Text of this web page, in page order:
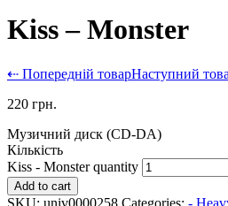
Kiss – Monster
⇠ Попередній товарНаступний
220 грн.
Музичний диск (CD-DA)
Кількість
Kiss - Monster quantity
Add to cart
SKU: univ0000258 Categories: -